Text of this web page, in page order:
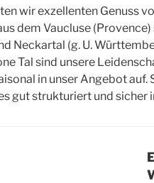
wir exzellenten Genuss
dem Vaucluse
Neckartal (g. U.
Tal sind unsere
in unser Angebot
gut strukturiert und sicher